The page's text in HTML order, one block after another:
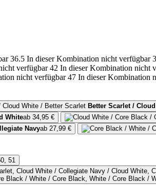
36.5 In dieser Kombination nicht verfügbar
verfügbar 42 In dieser Kombination nicht
nicht verfügbar 47 In dieser Kombination
Better Scarlet /
Whiteab 34,95 €
Navyab 27,99 €
51
Black / White / Core Black, White / Core Black /